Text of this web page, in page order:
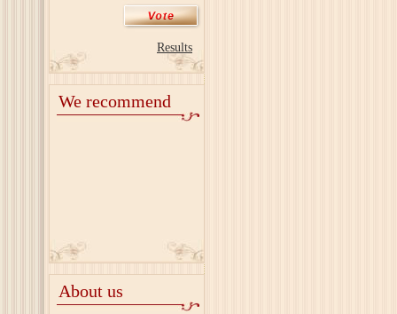
Results
We recommend
About us